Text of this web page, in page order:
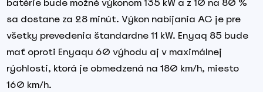
batérie bude možné výkonom 135 kW a z 10 na 80 %
sa dostane za 28 minút. Výkon nabíjania AC je pre
všetky prevedenia štandardne 11 kW. Enyaq 85 bude
mať oproti Enyaqu 60 výhodu aj v maximálnej
rýchlosti, ktorá je obmedzená na 180 km/h, miesto
160 km/h.